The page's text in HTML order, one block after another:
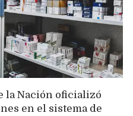
la Nación oficializó
en el sistema de